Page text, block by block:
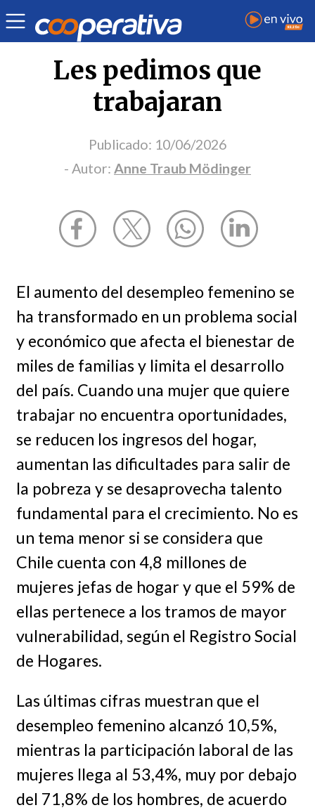
Opinión | Anne Traub Mödinger
Les pedimos que
trabajaran
Publicado: 10/06/2026
- Autor: Anne Traub Mödinger
El aumento del desempleo femenino se
ha transformado en un problema social
y económico que afecta el bienestar de
miles de familias y limita el desarrollo
del país. Cuando una mujer que quiere
trabajar no encuentra oportunidades,
se reducen los ingresos del hogar,
aumentan las dificultades para salir de
la pobreza y se desaprovecha talento
fundamental para el crecimiento. No es
un tema menor si se considera que
Chile cuenta con 4,8 millones de
mujeres jefas de hogar y que el 59% de
ellas pertenece a los tramos de mayor
vulnerabilidad, según el Registro Social
de Hogares.
Las últimas cifras muestran que el
desempleo femenino alcanzó 10,5%,
mientras la participación laboral de las
mujeres llega al 53,4%, muy por debajo
del 71,8% de los hombres, de acuerdo